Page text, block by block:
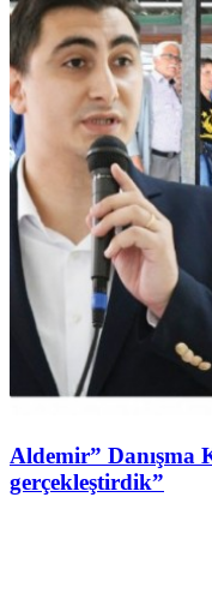
Aldemir” Danışma
gerçekleştirdik”